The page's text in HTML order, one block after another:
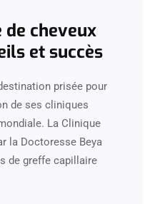
cheveux
et succès
prisée pour
de ses cliniques
La Clinique
la Doctoresse Beya
de greffe capillaire